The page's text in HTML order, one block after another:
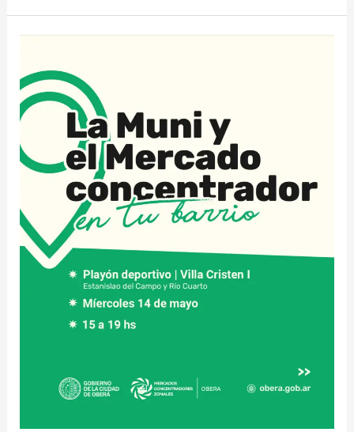
Cristen
I
se
desarrollará
una
de
la
Muni
Mercado